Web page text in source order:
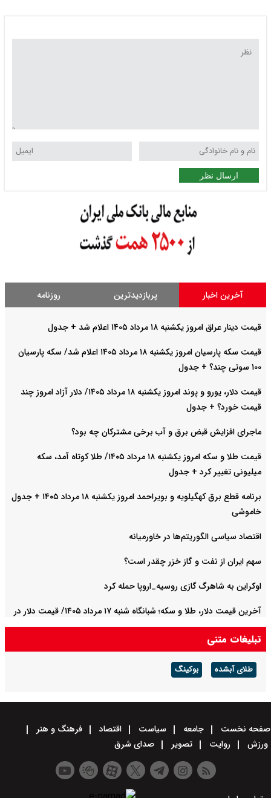
ارسال نظر
آخرین اخبار پربازدیدترین روزنامه
قیمت دینار عراق امروز یکشنبه ۱۸ مرداد ۱۴۰۵ اعلام شد + جدول
قیمت سکه پارسیان امروز یکشنبه ۱۸ مرداد ۱۴۰۵ اعلام شد/ سکه پارسیان
۱۰۰ سوتی چند؟ + جدول
قیمت دلار، یورو و پوند امروز یکشنبه ۱۸ مرداد ۱۴۰۵/ دلار آزاد امروز چند
قیمت خورد؟ + جدول
ماجرای افزایش قبض برق و آب برخی مشترکان چه بود؟
قیمت طلا و سکه امروز یکشنبه ۱۸ مرداد ۱۴۰۵/ طلا کوتاه آمد، سکه
میلیونی تغییر کرد + جدول
برنامه قطع برق کهگیلویه و بویراحمد امروز یکشنبه ۱۸ مرداد ۱۴۰۵ + جدول
خاموشی
اقتصاد سیاسی الگوریتم‌ها در خاورمیانه
سهم ایران از نفت و گاز خزر چقدر است؟
اوکراین به شاهرگ گازی روسیه_اروپا حمله کرد
آخرین قیمت دلار، طلا و سکه؛ شبانگاه شنبه ۱۷ مرداد ۱۴۰۵/ قیمت دلار در
مسیر افزایش افتاد
تبلیغات متنی
طلای آبشده بوکینگ
صفحه نخست جامعه سیاست اقتصاد
فرهنگ و هنر
ورزش
روایت تصویر صدای شرق